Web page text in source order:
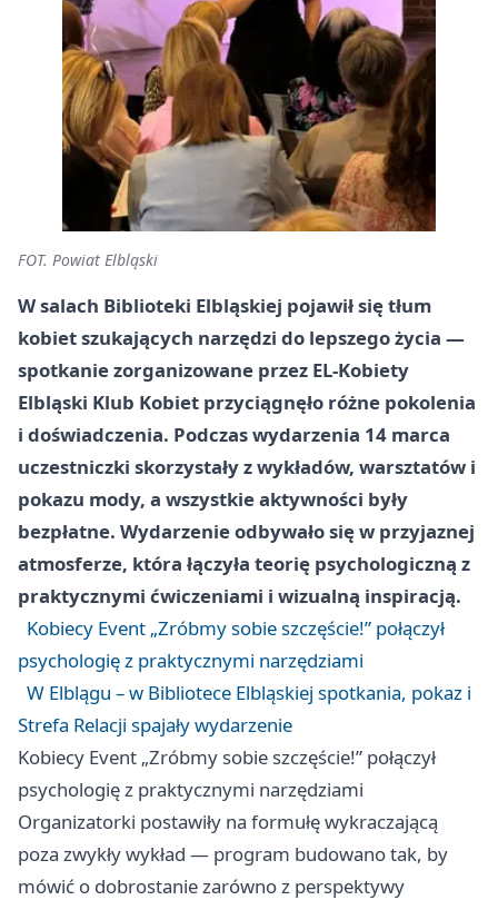
FOT. Powiat Elbląski
W salach Biblioteki Elbląskiej pojawił się tłum
kobiet szukających narzędzi do lepszego życia —
spotkanie zorganizowane przez EL-Kobiety
Elbląski Klub Kobiet przyciągnęło różne pokolenia
i doświadczenia. Podczas wydarzenia 14 marca
uczestniczki skorzystały z wykładów, warsztatów i
pokazu mody, a wszystkie aktywności były
bezpłatne. Wydarzenie odbywało się w przyjaznej
atmosferze, która łączyła teorię psychologiczną z
praktycznymi ćwiczeniami i wizualną inspiracją.
Kobiecy Event „Zróbmy sobie szczęście!” połączył
psychologię z praktycznymi narzędziami
W Elblągu – w Bibliotece Elbląskiej spotkania, pokaz i
Strefa Relacji spajały wydarzenie
Kobiecy Event „Zróbmy sobie szczęście!” połączył
psychologię z praktycznymi narzędziami
Organizatorki postawiły na formułę wykraczającą
poza zwykły wykład — program budowano tak, by
mówić o dobrostanie zarówno z perspektywy